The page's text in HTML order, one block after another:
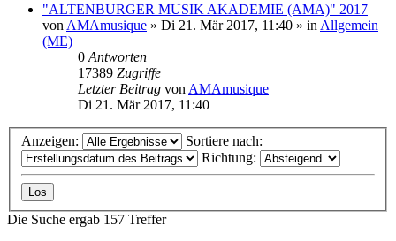
"ALTENBURGER MUSIK AKADEMIE (AMA)" 2017
von AMAmusique » Di 21. Mär 2017, 11:40 » in Allgemein
(ME)
0 Antworten
17389 Zugriffe
Letzter Beitrag von AMAmusique
Di 21. Mär 2017, 11:40
Anzeigen:
Sortiere nach:
Richtung:
Die Suche ergab 157 Treffer